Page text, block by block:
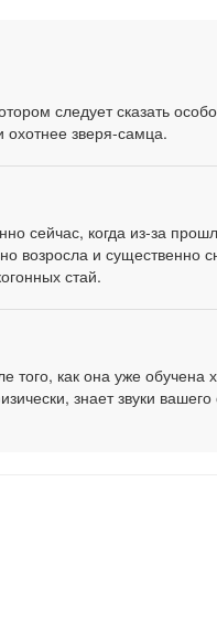
следует сказать
зверя-самца.
сейчас, когда из-за
возросла и существенно
стай.
того, как она уже обучена
знает звуки вашего